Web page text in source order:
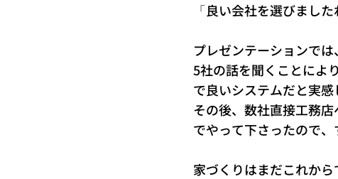
「良い会社を選びまし
プレゼンテーションで
5社の話を聞くことによ
で良いシステムだと実感
その後、数社直接工務
でやって下さったので、
家づくりはまだこれか